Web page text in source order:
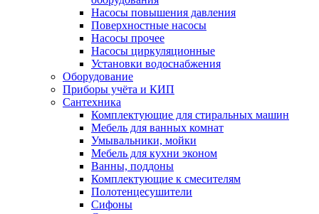
Насосы повышения давления
Поверхностные насосы
Насосы прочее
Насосы циркуляционные
Установки водоснабжения
Оборудование
Приборы учёта и КИП
Сантехника
Комплектующие для стиральных машин
Мебель для ванных комнат
Умывальники, мойки
Мебель для кухни эконом
Ванны, поддоны
Комплектующие к смесителям
Полотенцесушители
Сифоны